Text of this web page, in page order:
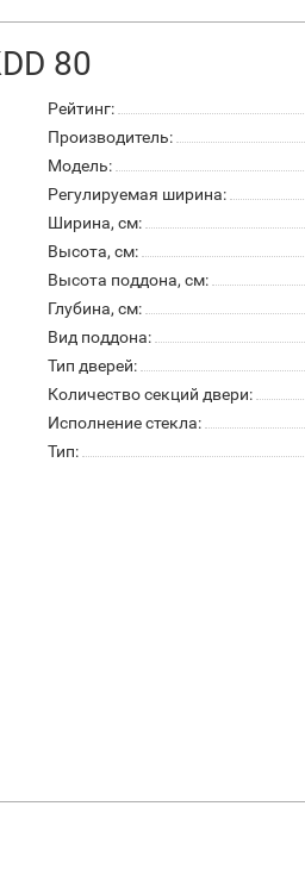
80
Рейтинг:
Производитель:
Модель:
Регулируемая ширина:
Ширина, см:
Высота, см:
Высота поддона, см:
Глубина, см:
Вид поддона:
Тип дверей:
Количество секций двери:
Исполнение стекла:
Тип: